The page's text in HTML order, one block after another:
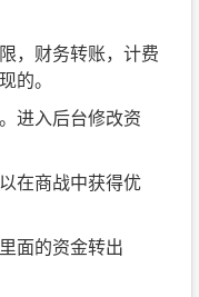
，财务转账，计费
的。
进入后台修改资
在商战中获得优
面的资金转出